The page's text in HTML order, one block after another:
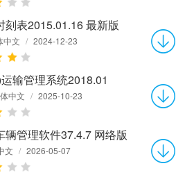
刻表2015.01.16 最新版
中文 / 2024-12-23
输管理系统2018.01
中文 / 2025-10-23
辆管理软件37.4.7 网络版
文 / 2026-05-07